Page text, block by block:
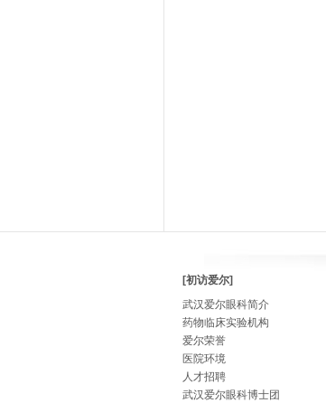
[初访爱尔]
武汉爱尔眼科简介
药物临床实验机构
爱尔荣誉
医院环境
人才招聘
武汉爱尔眼科博士团